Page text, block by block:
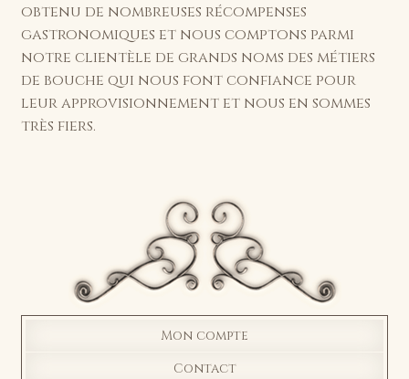
obtenu de nombreuses récompenses
gastronomiques et nous comptons parmi
notre clientèle de grands noms des métiers
de bouche qui nous font confiance pour
leur approvisionnement et nous en sommes
très fiers.
Mon compte
Contact